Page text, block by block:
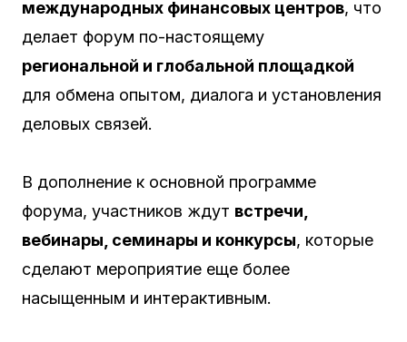
международных финансовых центров, что
делает форум по-настоящему
региональной и глобальной площадкой
для обмена опытом, диалога и установления
деловых связей.
В дополнение к основной программе
форума, участников ждут встречи,
вебинары, семинары и конкурсы, которые
сделают мероприятие еще более
насыщенным и интерактивным.